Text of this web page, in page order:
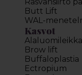
Butt Lift
WAL-
Kasvot
Brow lift
Buffaloplastia
Ectropium